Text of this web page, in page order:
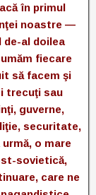
în primul
noastre —
de-al doilea
fiecare
să facem şi
trecuţi sau
guverne,
securitate,
o mare
sovietică,
care ne